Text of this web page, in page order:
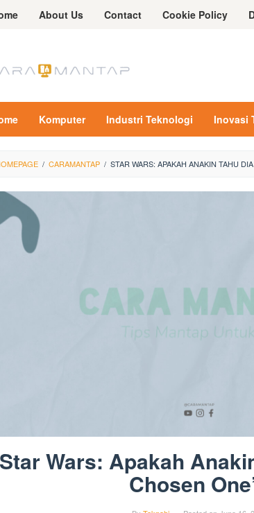
About Us Contact Cookie Policy
Komputer Industri Teknologi Inovasi
/ CARAMANTAP / STAR WARS: APAKAH ANAKIN TAHU
Star Wars: Apakah
Chosen